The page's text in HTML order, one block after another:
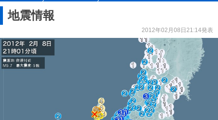
地震情報
2012年02月08日21:14発表